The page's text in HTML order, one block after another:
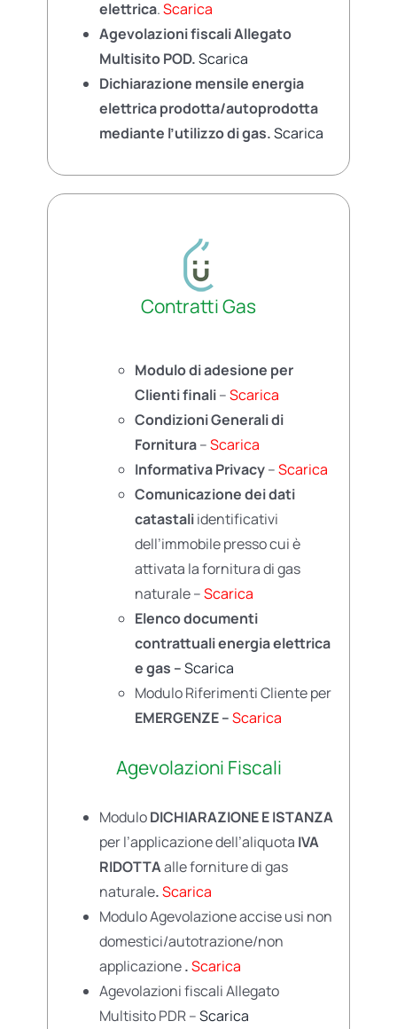
elettrica.Scarica
Agevolazioni fiscali Allegato
Multisito POD.Scarica
Dichiarazione mensile energia
elettrica prodotta/autoprodotta
mediante l’utilizzo di gas.Scarica
Contratti Gas
Modulo di adesione per
Clienti finali–Scarica
Condizioni Generali di
Fornitura–Scarica
Informativa Privacy–Scarica
Comunicazione dei dati
catastaliidentificativi
dell’immobile presso cui è
attivata la fornitura di gas
naturale –Scarica
Elenco documenti
contrattuali energia elettrica
e gas –Scarica
Modulo Riferimenti Cliente per
EMERGENZE –Scarica
Agevolazioni Fiscali
ModuloDICHIARAZIONE E ISTANZA
per l’applicazione dell’aliquota IVA
RIDOTTAalle forniture di gas
naturale.Scarica
Modulo Agevolazione accise usi non
domestici/autotrazione/non
applicazione.Scarica
Agevolazioni fiscali Allegato
Multisito PDR –Scarica